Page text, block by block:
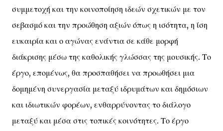
συμμετοχή και την κοινοποίηση ιδεών σχετικών με τον
σεβασμό και την προώθηση αξιών όπως η ισότητα, η ίση
ευκαιρία και ο αγώνας ενάντια σε κάθε μορφή
διάκρισης μέσω της καθολικής γλώσσας της μουσικής. Το
έργο, επομένως, θα προσπαθήσει να προωθήσει μια
δομημένη συνεργασία μεταξύ ιδρυμάτων και δημόσιων
και ιδιωτικών φορέων, ενθαρρύνοντας το διάλογο
μεταξύ και μέσα στις τοπικές κοινότητες. Το έργο